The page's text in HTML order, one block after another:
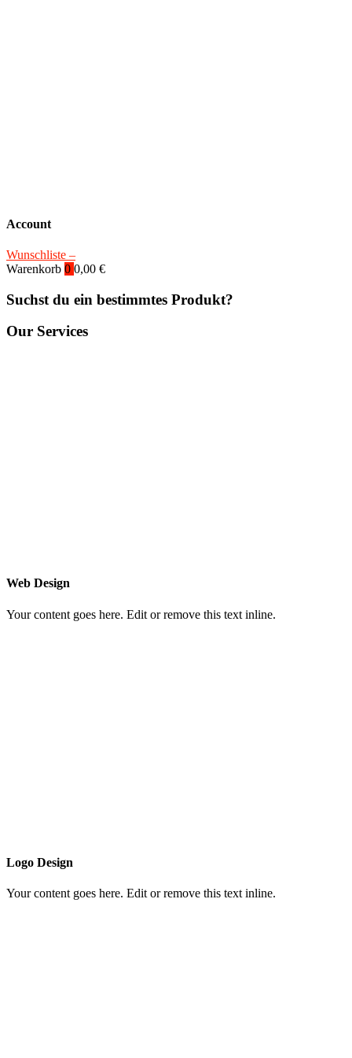
Account
Wunschliste –
Warenkorb 0 0,00 €
Suchst du ein bestimmtes Produkt?
Our Services
Web Design
Your content goes here. Edit or remove this text inline.
Logo Design
Your content goes here. Edit or remove this text inline.